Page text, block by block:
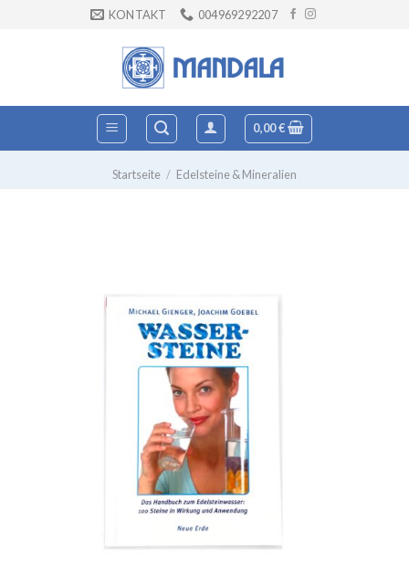
KONTAKT 004969292207
0,00€
Startseite / Edelsteine & Mineralien